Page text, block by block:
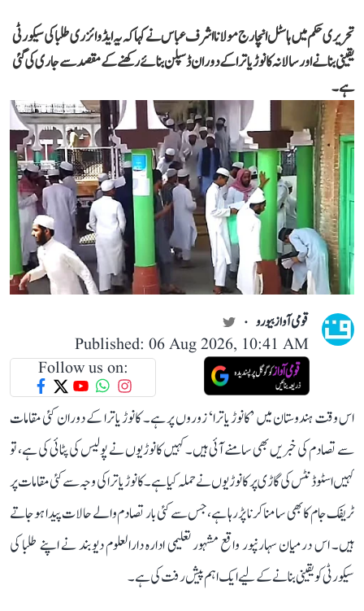
تحریری حکم میں ہاسٹل انچارج مولانا اشرف عباس نے کہا کہ یہ ایڈوائزری طلبا کی سیکورٹی
یقینی بنانے اور سالانہ کانوڑ یاترا کے دوران ڈسپلن بنائے رکھنے کے مقصد سے جاری کی گئی
ہے۔
قومی آواز بیورو
Published: 06 Aug 2026, 10:41 AM
Follow us on:
اس وقت ہندوستان میں ’کانوڑ یاترا‘ زوروں پر ہے۔ کانوڑ یاترا کے دوران کئی مقامات
سے تصادم کی خبریں بھی سامنے آئی ہیں۔ کہیں کانوڑیوں نے پولیس کی پٹائی کی ہے، تو
کہیں اسٹوڈنٹس کی گاڑی پر کانوڑیوں نے حملہ کیا ہے۔ کانوڑ یاترا کی وجہ سے کئی مقامات پر
ٹریفک جام کا بھی سامنا کرنا پڑ رہا ہے، جس سے کئی بار تصادم والے حالات پیدا ہو جاتے
ہیں۔ اس درمیان سہارنپور واقع مشہور تعلیمی ادارہ دارالعلوم دیوبند نے اپنے طلبا کی
سیکورٹی کو یقینی بنانے کے لیے ایک اہم پیش رفت کی ہے۔